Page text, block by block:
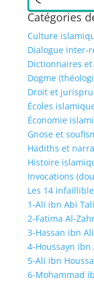
Catégories
Culture
Dialogue inter-
Dictionnaires
Dogme
Droit et
Écoles
Économie
Gnose et
Hadiths et
Histoire
Invocations
Les 14
1-Ali ibn Abi
2-Fatima Al-
3-Hassan ibn
4-Houssayn ibn
5-Ali ibn
6-Mohammad